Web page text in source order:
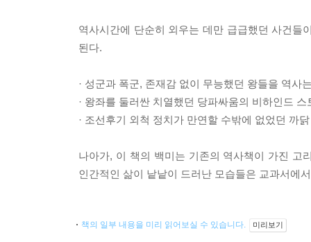
역사시간에 단순히 외우는 데만 급급했던 사건들
된다.
· 성군과 폭군, 존재감 없이 무능했던 왕들을 역사
· 왕좌를 둘러싼 치열했던 당파싸움의 비하인드 스
· 조선후기 외척 정치가 만연할 수밖에 없었던 까
나아가, 이 책의 백미는 기존의 역사책이 가진 고
인간적인 삶이 낱낱이 드러난 모습들은 교과서에
책의 일부 내용을 미리 읽어보실 수 있습니다. 미리보기